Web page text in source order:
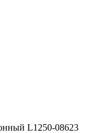
L1250-08623